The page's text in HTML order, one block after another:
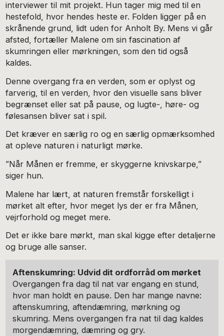
interviewer til mit projekt. Hun tager mig med til en
hestefold, hvor hendes heste er. Folden ligger på en
skrånende grund, lidt uden for Anholt By. Mens vi går
afsted, fortæller Malene om sin fascination af
skumringen eller mørkningen, som den tid også
kaldes.
Denne overgang fra en verden, som er oplyst og
farverig, til en verden, hvor den visuelle sans bliver
begrænset eller sat på pause, og lugte-, høre- og
følesansen bliver sat i spil.
Det kræver en særlig ro og en særlig opmærksomhed
at opleve naturen i naturligt mørke.
”Når Månen er fremme, er skyggerne knivskarpe,”
siger hun.
Malene har lært, at naturen fremstår forskelligt i
mørket alt efter, hvor meget lys der er fra Månen,
vejrforhold og meget mere.
Det er ikke bare mørkt, man skal kigge efter detaljerne
og bruge alle sanser.
Aftenskumring: Udvid dit ordforråd om mørket
Overgangen fra dag til nat var engang en stund,
hvor man holdt en pause. Den har mange navne:
aftenskumring, aftendæmring, mørkning og
skumring. Mens overgangen fra nat til dag kaldes
morgendæmring, dæmring og gry.